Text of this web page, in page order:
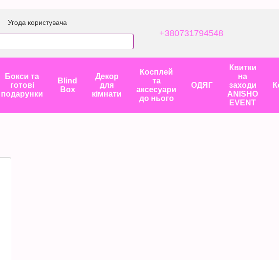
Угода користувача
+380731794548
Бокси та
готові
подарунки
Blind
Box
Декор
для
кімнати
Косплей
та
аксесуари
до нього
ОДЯГ
Квитки
на
заходи
ANISHO
EVENT